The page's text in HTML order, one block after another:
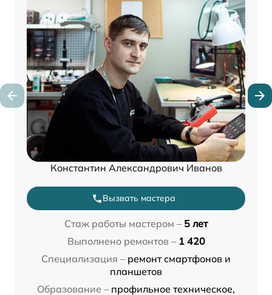
Константин Александрович Иванов
Вызвать мастера
Стаж работы мастером – 5 лет
Выполнено ремонтов – 1 420
Специализация – ремонт смартфонов и
планшетов
Образование – профильное техническое,